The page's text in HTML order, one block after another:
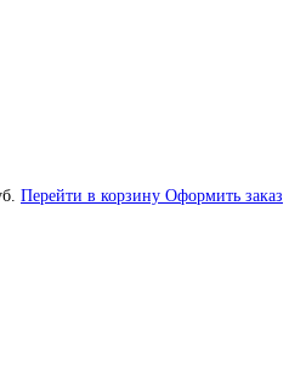
Перейти в корзину Оформить заказ